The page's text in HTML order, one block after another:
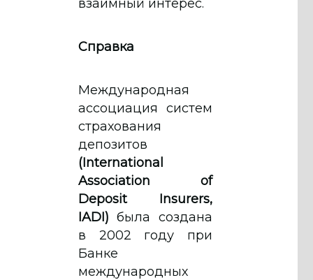
взаимный интерес.
Справка
Международная
ассоциация систем
страхования
депозитов
(International
Association of
Deposit Insurers,
IADI) была создана
в 2002 году при
Банке
международных